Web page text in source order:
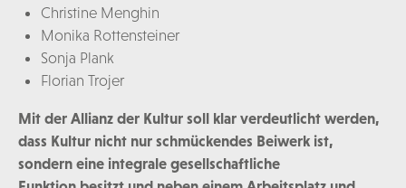
Christine Menghin
Monika Rottensteiner
Sonja Plank
Florian Trojer
Mit der Allianz der Kultur soll klar verdeutlicht werden,
dass Kultur nicht nur schmückendes Beiwerk ist,
sondern eine integrale gesellschaftliche